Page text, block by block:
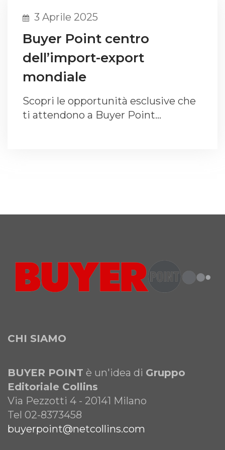
3 Aprile 2025
Buyer Point centro
dell’import-export
mondiale
Scopri le opportunità esclusive che
ti attendono a Buyer Point…
CHI SIAMO
BUYER POINT è un'idea di Gruppo
Editoriale Collins
Via Pezzotti 4 - 20141 Milano
Tel 02-8373458
buyerpoint@netcollins.com